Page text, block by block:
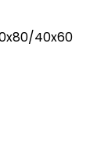
40x60